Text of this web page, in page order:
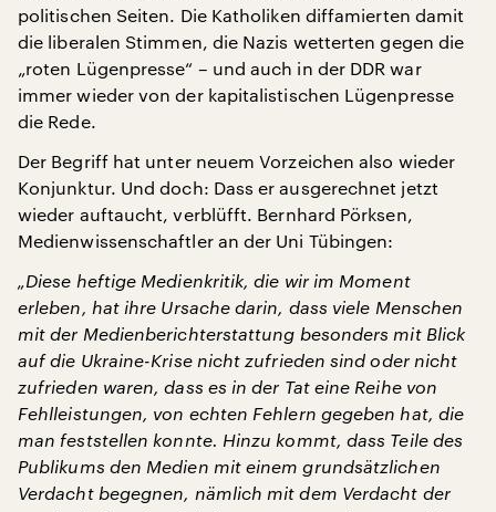
politischen Seiten. Die Katholiken diffamierten damit
die liberalen Stimmen, die Nazis wetterten gegen die
„roten Lügenpresse“ – und auch in der DDR war
immer wieder von der kapitalistischen Lügenpresse
die Rede.
Der Begriff hat unter neuem Vorzeichen also wieder
Konjunktur. Und doch: Dass er ausgerechnet jetzt
wieder auftaucht, verblüfft. Bernhard Pörksen,
Medienwissenschaftler an der Uni Tübingen:
„Diese heftige Medienkritik, die wir im Moment
erleben, hat ihre Ursache darin, dass viele Menschen
mit der Medienberichterstattung besonders mit Blick
auf die Ukraine-Krise nicht zufrieden sind oder nicht
zufrieden waren, dass es in der Tat eine Reihe von
Fehlleistungen, von echten Fehlern gegeben hat, die
man feststellen konnte. Hinzu kommt, dass Teile des
Publikums den Medien mit einem grundsätzlichen
Verdacht begegnen, nämlich mit dem Verdacht der